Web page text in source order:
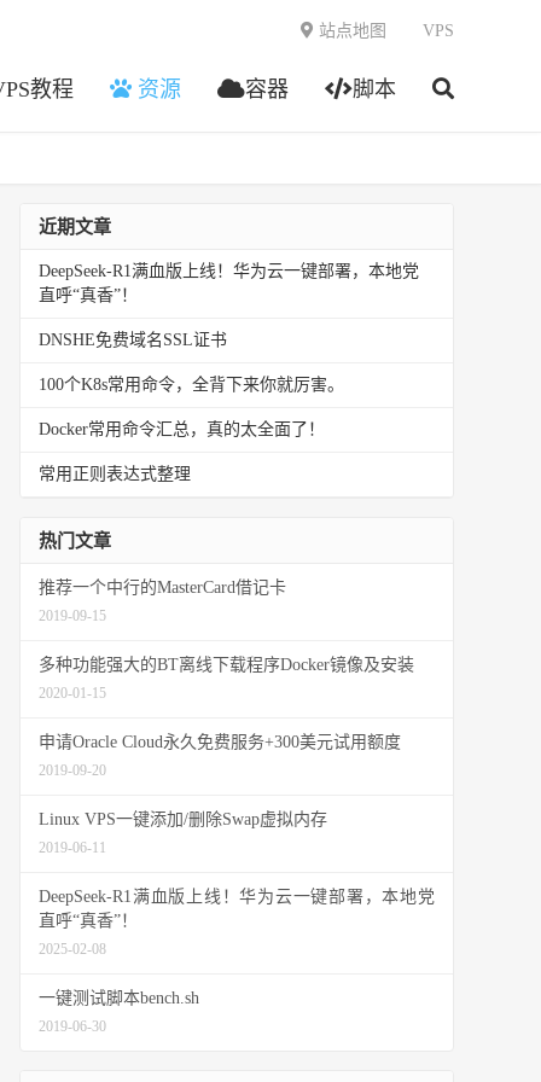
教程 资源 容器 脚本
站点地图 VPS
近期文章
DeepSeek-R1满血版上线！华为云一键部署，本地党
直呼“真香”！
DNSHE免费域名SSL证书
100个K8s常用命令，全背下来你就厉害。
Docker常用命令汇总，真的太全面了！
常用正则表达式整理
热门文章
推荐一个中行的MasterCard借记卡
2019-09-15
多种功能强大的BT离线下载程序Docker镜像及安装
2020-01-15
申请Oracle Cloud永久免费服务+300美元试用额度
2019-09-20
Linux VPS一键添加/删除Swap虚拟内存
2019-06-11
DeepSeek-R1满血版上线！华为云一键部署，本地党
直呼“真香”！
2025-02-08
一键测试脚本bench.sh
2019-06-30